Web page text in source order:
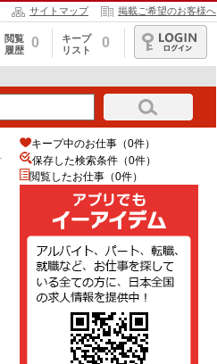
サイトマップ 掲載ご希望のお客様へ
閲覧
履歴
0
キープ
リスト
0
ログイン
キープ中のお仕事（0件）
保存した検索条件（0件）
閲覧したお仕事（0件）